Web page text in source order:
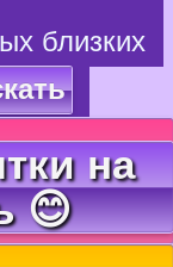
близких
на
😊